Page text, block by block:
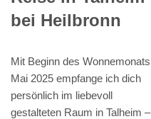
bei Heilbronn
Mit Beginn des Wonnemonats
Mai 2025 empfange ich dich
persönlich im liebevoll
gestalteten Raum in Talheim –